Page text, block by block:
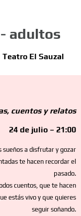
adultos
Teatro El Sauzal
cuentos y relatos
24 de julio – 21:00
sueños a disfrutar y gozar
te hacen recordar el
pasado.
cuentos, que te hacen
estás vivo y que quieres
seguir soñando.